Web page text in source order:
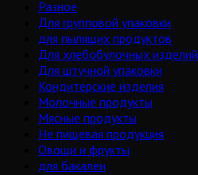
Разное
Для групповой упаковки
для пылящих продуктов
Для хлебобулочных изделий
Для штучной упаковки
Кондитерские изделия
Молочные продукты
Мясные продукты
Не пищевая продукция
Овощи и фрукты
для бакалеи